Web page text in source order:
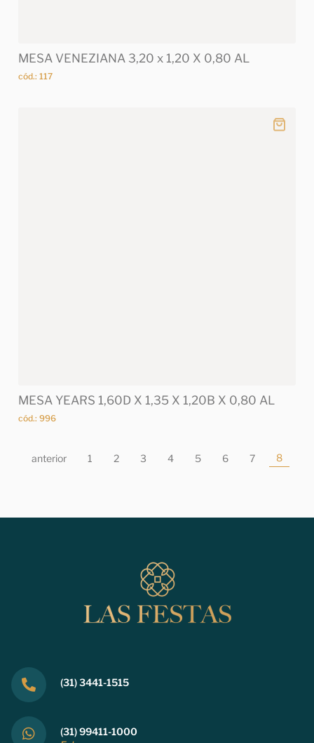
MESA VENEZIANA 3,20 x 1,20 X 0,80 AL
cód.: 117
MESA YEARS 1,60D X 1,35 X 1,20B X 0,80 AL
cód.: 996
anterior 1 2 3 4 5 6 7 8
(31) 3441-1515
(31) 99411-1000